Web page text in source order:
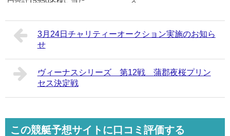
3月24日チャリティーオークション実施のお知ら
せ
ヴィーナスシリーズ 第12戦 蒲郡夜桜プリン
セス決定戦
この競艇予想サイトに口コミ評価する